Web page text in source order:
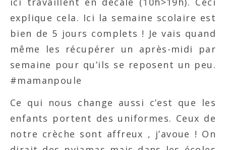
explique cela. Ici la semaine scolaire est
bien de 5 jours complets ! Je vais quand
même les récupérer un après-midi par
semaine pour qu’ils se reposent un peu.
#mamanpoule
Ce qui nous change aussi c’est que les
enfants portent des uniformes. Ceux de
notre crèche sont affreux , j’avoue ! On